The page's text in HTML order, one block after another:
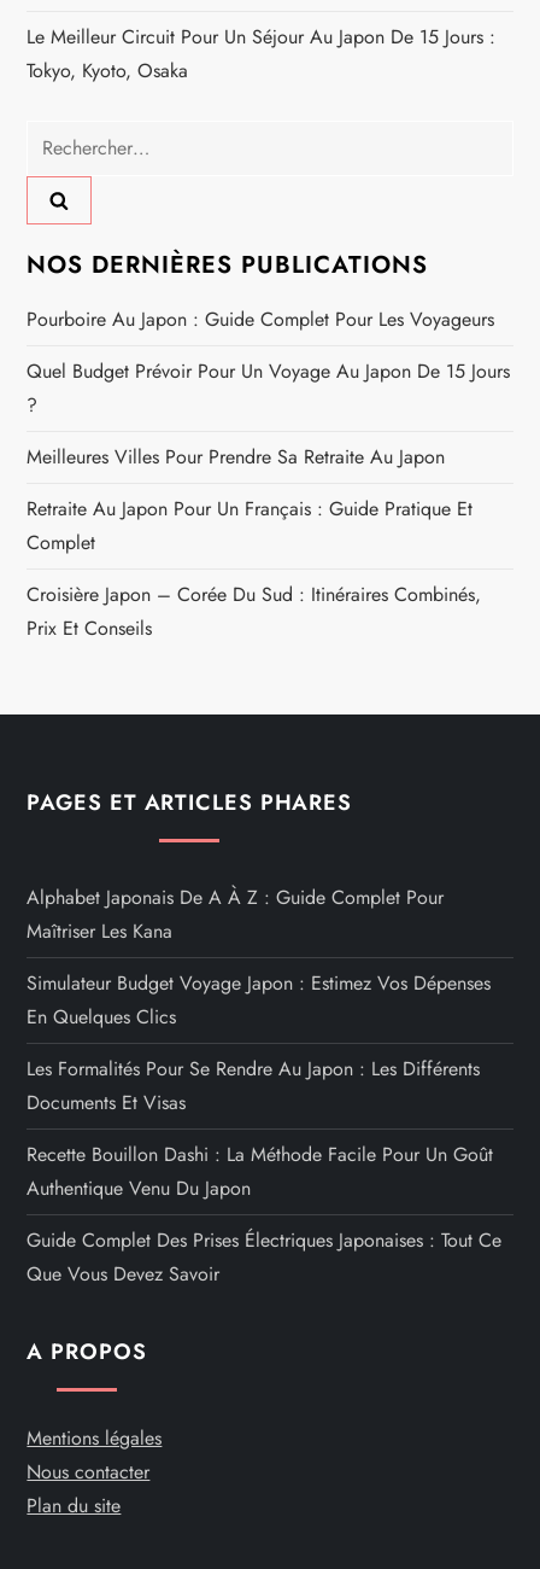
l
Le Meilleur Circuit Pour Un Séjour Au Japon De 15 Jours :
Tokyo, Kyoto, Osaka
Rechercher :
NOS DERNIÈRES PUBLICATIONS
Pourboire Au Japon : Guide Complet Pour Les Voyageurs
Quel Budget Prévoir Pour Un Voyage Au Japon De 15 Jours
?
Meilleures Villes Pour Prendre Sa Retraite Au Japon
Retraite Au Japon Pour Un Français : Guide Pratique Et
Complet
Croisière Japon – Corée Du Sud : Itinéraires Combinés,
Prix Et Conseils
PAGES ET ARTICLES PHARES
Alphabet Japonais De A À Z : Guide Complet Pour
Maîtriser Les Kana
Simulateur Budget Voyage Japon : Estimez Vos Dépenses
En Quelques Clics
Les Formalités Pour Se Rendre Au Japon : Les Différents
Documents Et Visas
Recette Bouillon Dashi : La Méthode Facile Pour Un Goût
Authentique Venu Du Japon
Guide Complet Des Prises Électriques Japonaises : Tout Ce
Que Vous Devez Savoir
A PROPOS
Mentions légales
Nous contacter
Plan du site